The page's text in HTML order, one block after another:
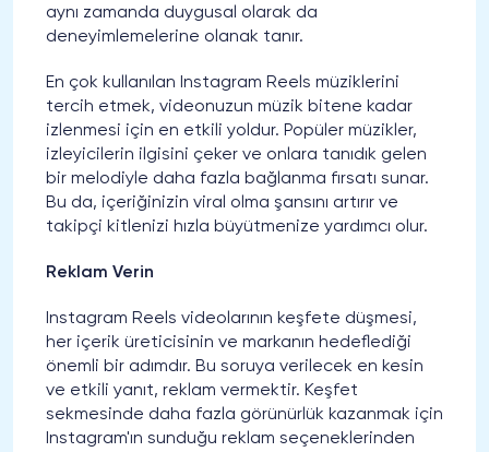
aynı zamanda duygusal olarak da
deneyimlemelerine olanak tanır.
En çok kullanılan Instagram Reels müziklerini
tercih etmek, videonuzun müzik bitene kadar
izlenmesi için en etkili yoldur. Popüler müzikler,
izleyicilerin ilgisini çeker ve onlara tanıdık gelen
bir melodiyle daha fazla bağlanma fırsatı sunar.
Bu da, içeriğinizin viral olma şansını artırır ve
takipçi kitlenizi hızla büyütmenize yardımcı olur.
Reklam Verin
Instagram Reels videolarının keşfete düşmesi,
her içerik üreticisinin ve markanın hedeflediği
önemli bir adımdır. Bu soruya verilecek en kesin
ve etkili yanıt, reklam vermektir. Keşfet
sekmesinde daha fazla görünürlük kazanmak için
Instagram'ın sunduğu reklam seçeneklerinden